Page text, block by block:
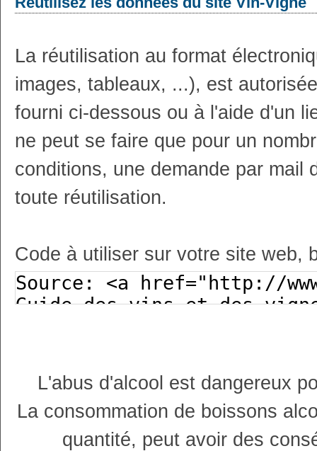
La réutilisation au format
images, tableaux, ...), est
fourni ci-dessous ou à l'aide d'un
ne peut se faire que pour un
conditions, une demande par mail
toute réutilisation.
Code à utiliser sur votre site web,
L'abus d'alcool est dangereux
La consommation de boissons
quantité, peut avoir des